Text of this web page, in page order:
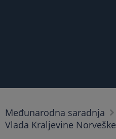
Međunarodna saradnja
Vlada Kraljevine Norveške